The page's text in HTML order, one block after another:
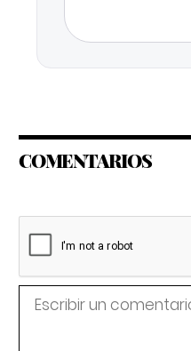
COMENTARIOS